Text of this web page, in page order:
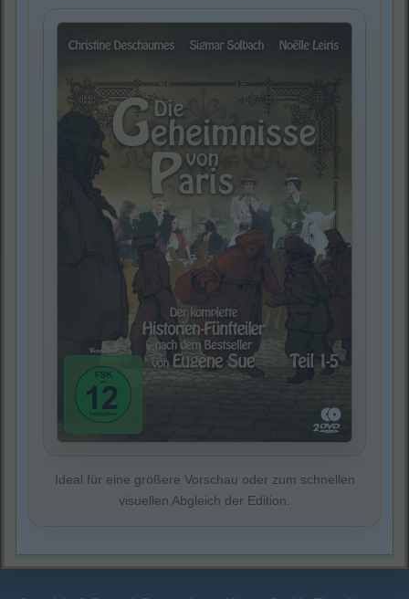
Ideal für eine größere Vorschau oder zum schnellen
visuellen Abgleich der Edition.